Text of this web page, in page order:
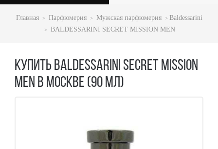
Главная Парфюмерия Mужская парфюмерия
Baldessarini
BALDESSARINI SECRET MISSION MEN
КУПИТЬ BALDESSARINI SECRET MISSION
MEN В МОСКВЕ (90 МЛ)